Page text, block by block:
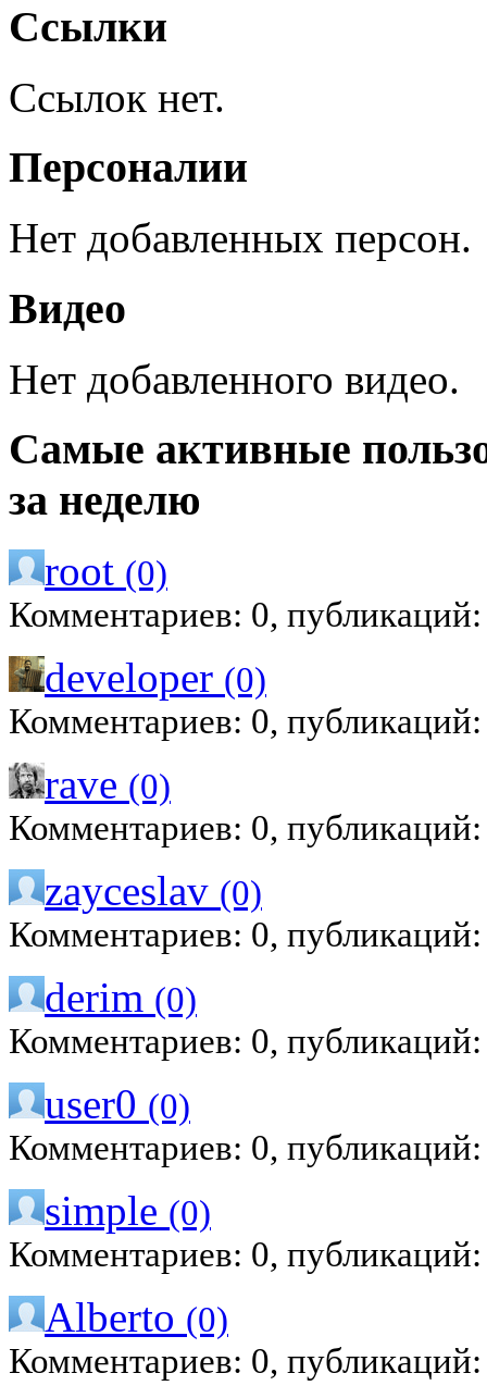
Ссылки
Ссылок нет.
Персоналии
Нет добавленных персон.
Видео
Нет добавленного видео.
Самые активные
за неделю
root (0)
Комментариев: 0,
developer (0)
Комментариев: 0,
rave (0)
Комментариев: 0,
zayceslav (0)
Комментариев: 0,
derim (0)
Комментариев: 0,
user0 (0)
Комментариев: 0,
simple (0)
Комментариев: 0,
Alberto (0)
Комментариев: 0,